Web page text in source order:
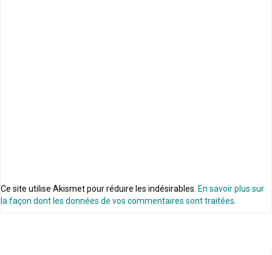
Ce site utilise Akismet pour réduire les indésirables. En savoir plus sur
la façon dont les données de vos commentaires sont traitées.